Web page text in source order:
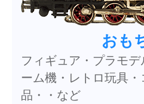
おも
フィギュア・プラモ
ーム機・レトロ玩具
品・・など